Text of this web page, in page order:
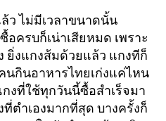
ว ไม่มีเวลาขนาดนั้น
ครบก็เน่าเสียหมด เพราะ
ยิ่งแกงส้มด้วยแล้ว แกงทีก็
นกินอาหารไทยเก่งแค่ไหน
งที่ใช้ทุกวันนี้ซื้อสำเร็จมา
ที่ตำเองมากที่สุด บางครั้งก็